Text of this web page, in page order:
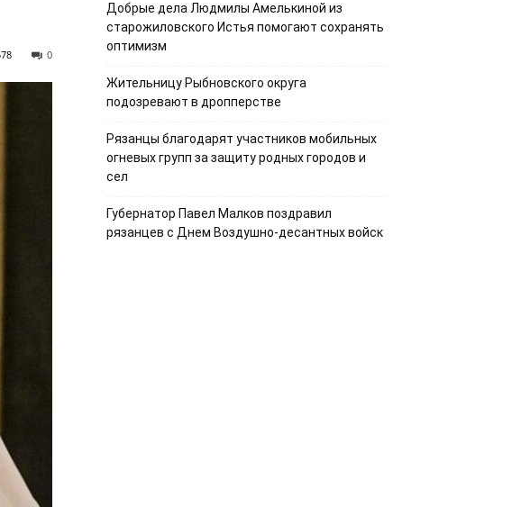
0
Добрые дела Людмилы Амелькиной из
старожиловского Истья помогают сохранять
оптимизм
Жительницу Рыбновского округа
подозревают в дропперстве
Рязанцы благодарят участников мобильных
огневых групп за защиту родных городов и
сел
Губернатор Павел Малков поздравил
рязанцев с Днем Воздушно-десантных войск